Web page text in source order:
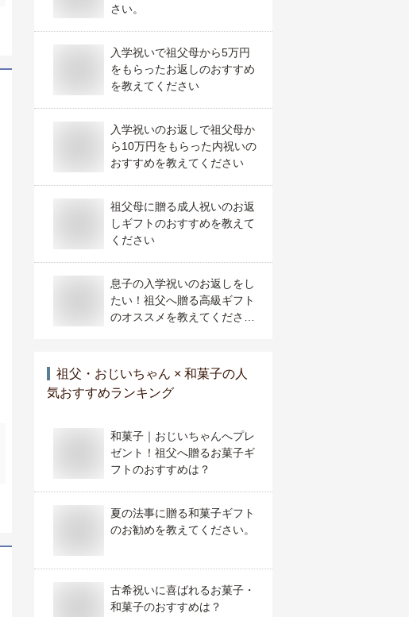
さい。
入学祝いで祖父母から5万円
をもらったお返しのおすすめ
を教えてください
入学祝いのお返しで祖父母か
ら10万円をもらった内祝いの
おすすめを教えてください
祖父母に贈る成人祝いのお返
しギフトのおすすめを教えて
ください
息子の入学祝いのお返しをし
たい！祖父へ贈る高級ギフト
のオススメを教えてくださ
祖父・おじいちゃん × 和菓子の人
気おすすめランキング
和菓子｜おじいちゃんへプレ
ゼント！祖父へ贈るお菓子ギ
フトのおすすめは？
夏の法事に贈る和菓子ギフト
のお勧めを教えてください。
古希祝いに喜ばれるお菓子・
和菓子のおすすめは？